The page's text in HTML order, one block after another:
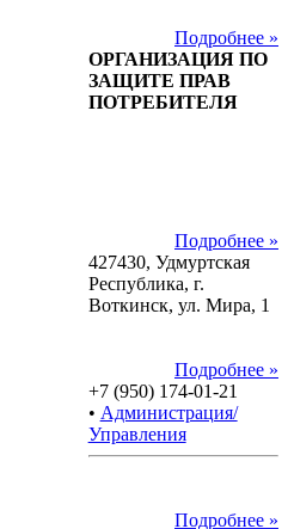
Подробнее »
Подробнее »
Подробнее »
Подробнее »
ОРГАНИЗАЦИЯ ПО
ЗАЩИТЕ ПРАВ
ПОТРЕБИТЕЛЯ
427430, Удмуртская
Республика, г.
Воткинск, ул. Мира, 1
+7 (950) 174-01-21
• Администрация/
Управления